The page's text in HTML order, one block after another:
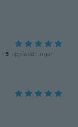
· 5 uppladdningar